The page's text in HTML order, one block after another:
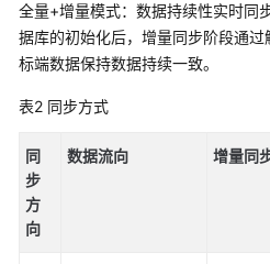
用
户
南
卡
全量+增量模式：数据持续性实时同
据库的初始化后，增量同步阶段通
标端数据保持数据持续一致。
表2 同步方式
同
步
方
向
数据流向 增量同